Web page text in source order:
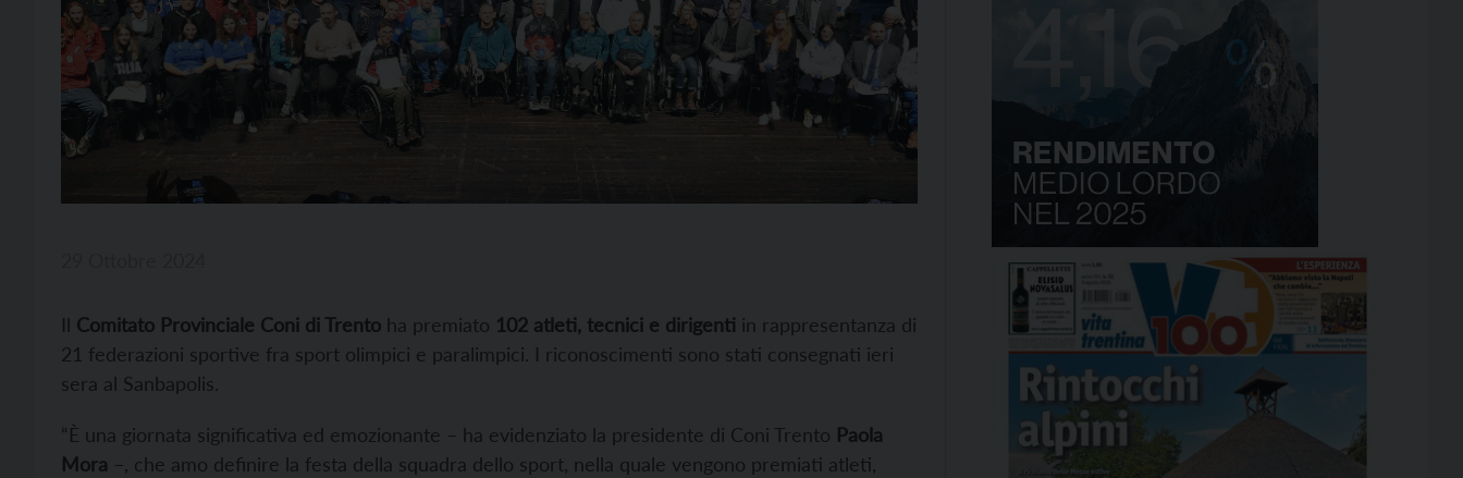
Il Comitato Provinciale Coni di Trento ha premiato 102 atleti, tecnici e dirigenti in rappresentanza di
21 federazioni sportive fra sport olimpici e paralimpici. I riconoscimenti sono stati consegnati ieri
sera al Sanbapolis.
“È una giornata significativa ed emozionante – ha evidenziato la presidente di Coni Trento Paola
Mora –, che amo definire la festa della squadra dello sport, nella quale vengono premiati atleti,